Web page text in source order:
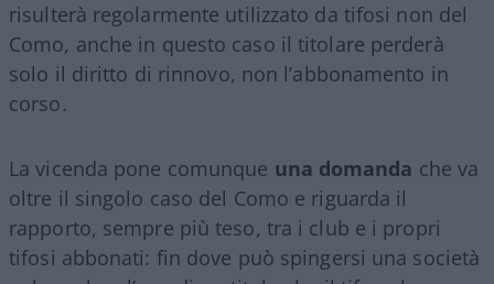
risulterà regolarmente utilizzato da tifosi non del
Como, anche in questo caso il titolare perderà
solo il diritto di rinnovo, non l’abbonamento in
corso.
La vicenda pone comunque una domanda che va
oltre il singolo caso del Como e riguarda il
rapporto, sempre più teso, tra i club e i propri
tifosi abbonati: fin dove può spingersi una società